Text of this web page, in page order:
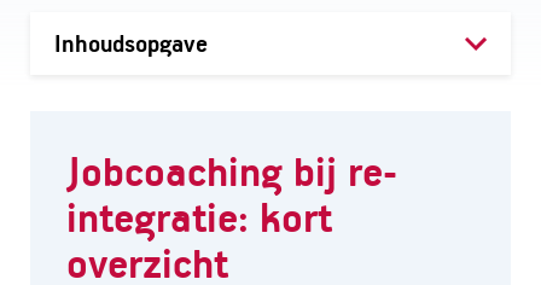
Inhoudsopgave
Jobcoaching bij re-
integratie: kort
overzicht